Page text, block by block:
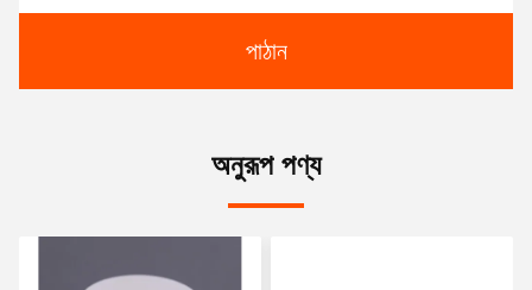
পাঠান
অনুরূপ পণ্য